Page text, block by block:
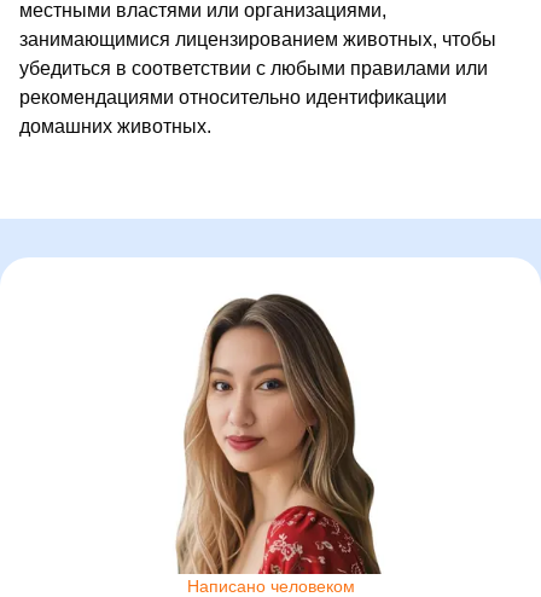
местными властями или организациями,
занимающимися лицензированием животных, чтобы
убедиться в соответствии с любыми правилами или
рекомендациями относительно идентификации
домашних животных.
Написано человеком